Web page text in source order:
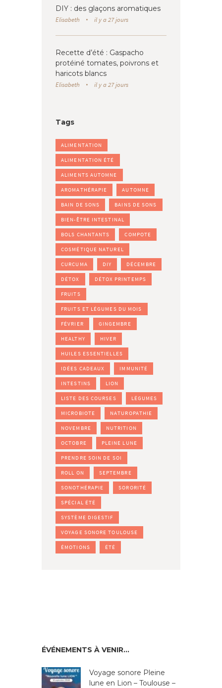
DIY : des glaçons aromatiques
Elisabeth il y a 27 jours
Recette d’été : Gaspacho
protéiné tomates, poivrons et
haricots blancs
Elisabeth il y a 27 jours
Tags
ALIMENTATION
ALIMENTATION ÉTÉ
ALIMENTS AUTOMNE
AROMATHÉRAPIE AUTOMNE
BAIN DE SONS BAINS DE SONS
BIEN-ÊTRE INTESTINAL
BOLS CHANTANTS COMPOTE
COSMÉTIQUE NATUREL
CURCUMA DIY DÉCEMBRE
DÉTOX DÉTOX PRINTEMPS
FRUITS
FRUITS ET LÉGUMES DU MOIS
FÉVRIER GINGEMBRE
HEALTHY HIVER
HUILES ESSENTIELLES
IDÉES CADEAUX IMMUNITÉ
INTESTINS LION
LISTE DES COURSES LÉGUMES
MICROBIOTE NATUROPATHIE
NOVEMBRE NUTRITION
OCTOBRE PLEINE LUNE
PRENDRE SOIN DE SOI
ROLL ON SEPTEMBRE
SONOTHÉRAPIE SORORITÉ
SPÉCIAL ÉTÉ
SYSTÈME DIGESTIF
VOYAGE SONORE TOULOUSE
ÉMOTIONS ÉTÉ
ÉVÉNEMENTS À VENIR…
Voyage sonore Pleine
lune en Lion – Toulouse –